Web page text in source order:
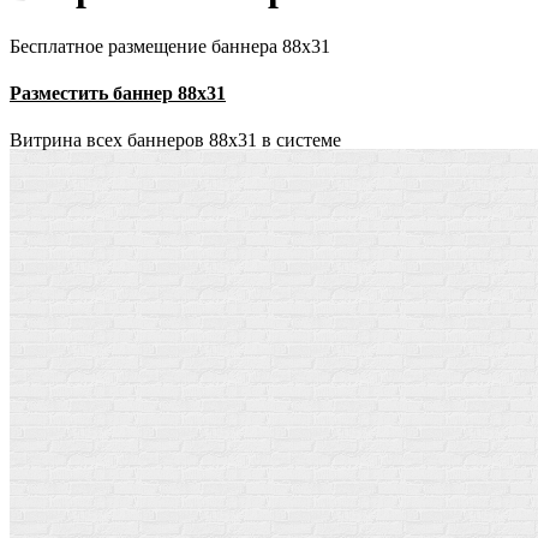
Бесплатное размещение баннера 88х31
Разместить баннер 88х31
Витрина всех баннеров 88x31 в системе